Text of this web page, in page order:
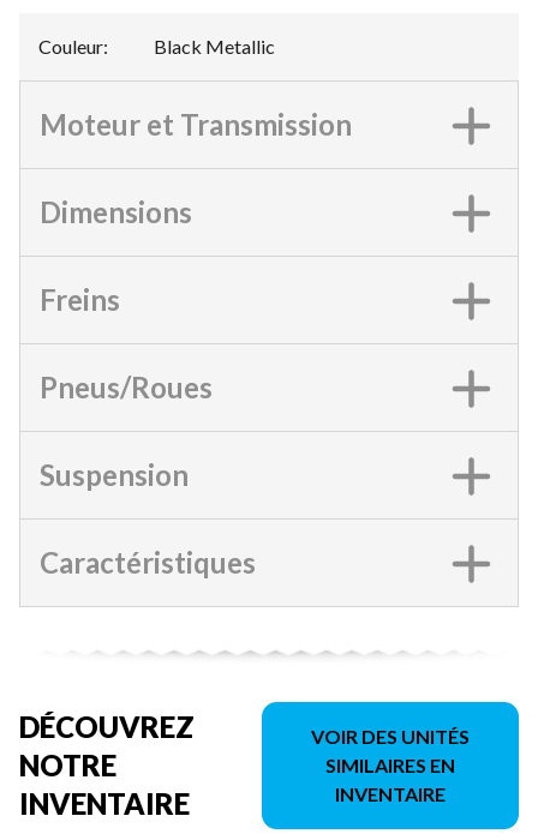
Couleur: Black Metallic
Moteur et Transmission
Dimensions
Freins
Pneus/Roues
Suspension
Caractéristiques
DÉCOUVREZ
NOTRE
INVENTAIRE
VOIR DES UNITÉS
SIMILAIRES EN
INVENTAIRE